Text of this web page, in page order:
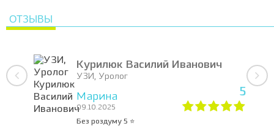
ОТЗЫВЫ
Курилюк Василий Иванович
УЗИ, Уролог
Марина
09.10.2025
5
Без роздуму 5 ⭐️